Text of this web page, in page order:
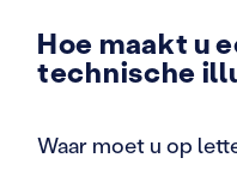
Hoe maakt u
technische
Waar moet u op